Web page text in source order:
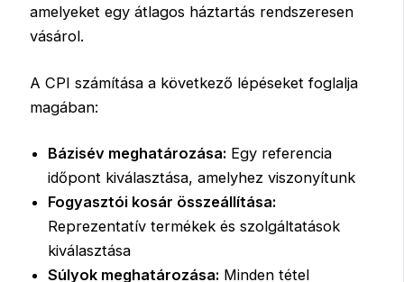
amelyeket egy átlagos háztartás rendszeresen
vásárol.
A CPI számítása a következő lépéseket foglalja
magában:
Bázisév meghatározása: Egy referencia
időpont kiválasztása, amelyhez viszonyítunk
Fogyasztói kosár összeállítása:
Reprezentatív termékek és szolgáltatások
kiválasztása
Súlyok meghatározása: Minden tétel